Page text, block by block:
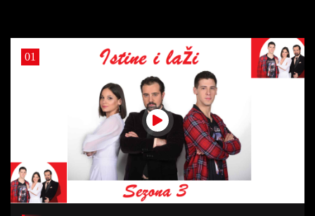
01